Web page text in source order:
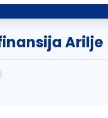
Arilje